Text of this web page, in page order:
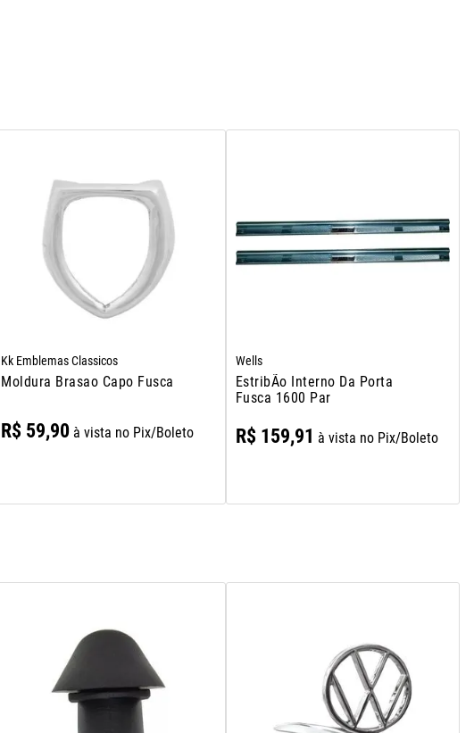
Kk Emblemas Classicos
Moldura Brasao Capo Fusca
R$ 59,90 à vista no Pix/Boleto
Wells
EstribÃo Interno Da Porta
Fusca 1600 Par
R$ 159,91 à vista no Pix/Boleto